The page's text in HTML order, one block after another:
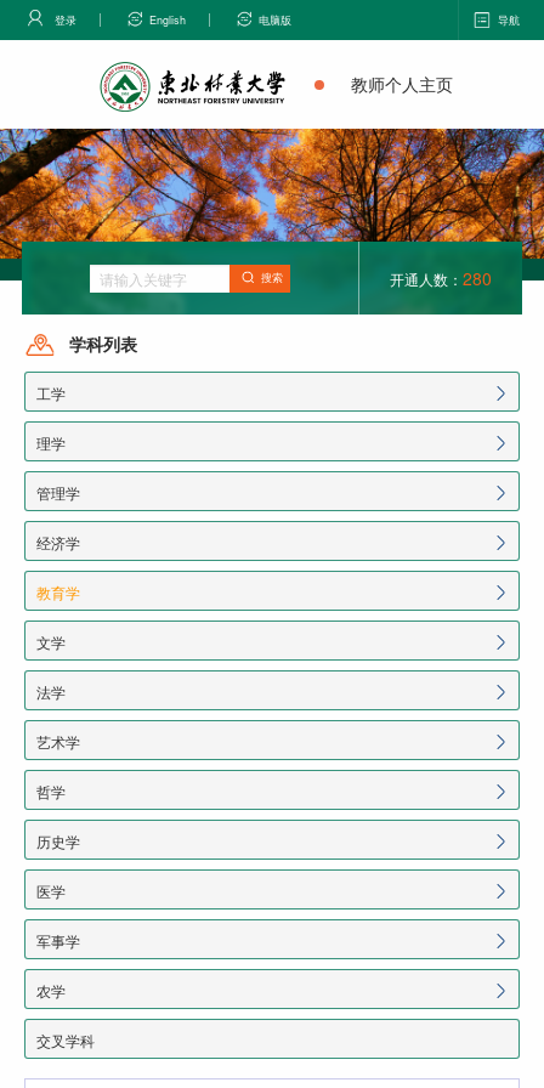
登录 English 电脑版 导航
教师个人主页
搜索 开通人数： 280
学科列表
工学
理学
管理学
经济学
教育学
文学
法学
艺术学
哲学
历史学
医学
军事学
农学
交叉学科